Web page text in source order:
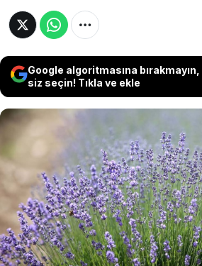
Google algoritmasına
siz seçin! Tıkla ve ekle
Kırklareli'nde
eteklerinde
tarlaları